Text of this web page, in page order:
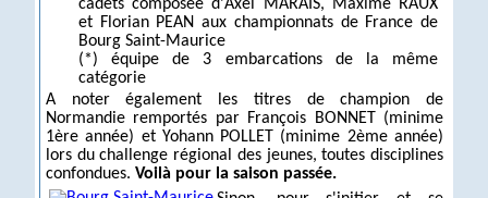
cadets composée d'Axel MARAIS, Maxime RAUX
et Florian PEAN aux championnats de France de
Bourg Saint-Maurice
(*) équipe de 3 embarcations de la même
catégorie
A noter également les titres de champion de
Normandie remportés par François BONNET (minime
1ère année) et Yohann POLLET (minime 2ème année)
lors du challenge régional des jeunes, toutes disciplines
confondues. Voilà pour la saison passée.